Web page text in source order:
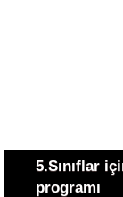
5.Sınıflar
programı